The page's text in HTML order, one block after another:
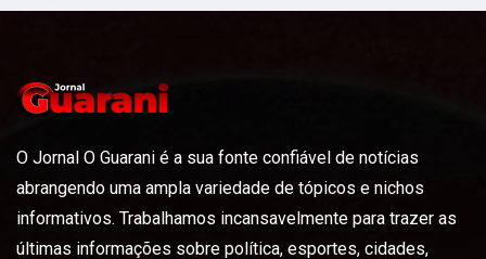
O Jornal O Guarani é a sua fonte confiável de notícias
abrangendo uma ampla variedade de tópicos e nichos
informativos. Trabalhamos incansavelmente para trazer as
últimas informações sobre política, esportes, cidades,